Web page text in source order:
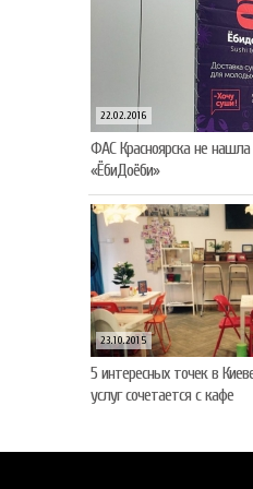
22.02.2016
ФАС Красноярска не
«ЁбиДоёби»
23.10.2015
5 интересных точек в
услуг сочетается с кафе